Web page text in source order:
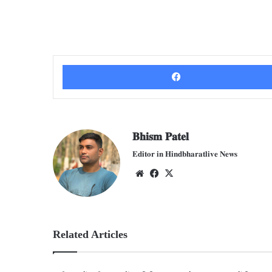
𝐁𝐡𝐢𝐬𝐦 𝐏𝐚𝐭𝐞𝐥
𝐄𝐝𝐢𝐭𝐨𝐫 𝐢𝐧 𝐇𝐢𝐧𝐝𝐛𝐡𝐚𝐫𝐚𝐭𝐥𝐢𝐯𝐞 𝐍𝐞𝐰𝐬
We
Fac
Related Articles